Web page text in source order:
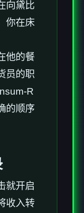
向黛比
你在床
他的餐
员的职
R
的顺序
就开启
收入转